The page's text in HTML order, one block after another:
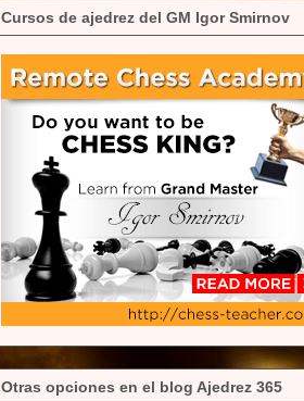
Cursos de ajedrez del GM Igor Smirnov
Otras opciones en el blog Ajedrez 365